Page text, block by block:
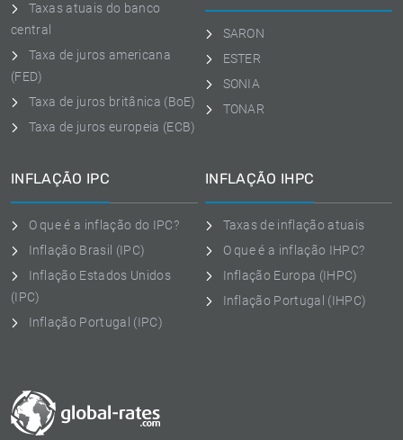
Taxas atuais do banco
central
Taxa de juros americana
(FED)
Taxa de juros britânica (BoE)
Taxa de juros europeia (ECB)
SARON
ESTER
SONIA
TONAR
INFLAÇÃO IPC
O que é a inflação do IPC?
Inflação Brasil (IPC)
Inflação Estados Unidos
(IPC)
Inflação Portugal (IPC)
INFLAÇÃO IHPC
Taxas de inflação atuais
O que é a inflação IHPC?
Inflação Europa (IHPC)
Inflação Portugal (IHPC)